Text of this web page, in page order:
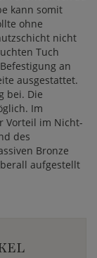
kann somit
ohne
nicht
Tuch
an
ausgestattet.
bei. Die
Im
Vorteil im Nicht-
des
Bronze
aufgestellt